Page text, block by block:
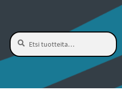
Etsi:
Haku